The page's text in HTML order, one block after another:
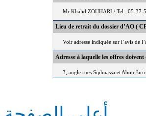
Mr Khalid ZOUHARI / Tel : 05-37-
Lieu de retrait du dossier d’AO (
Voir adresse indiquée sur l’avis de
Adresse à laquelle les offres doivent
3, angle rues Sijilmassa et Abou